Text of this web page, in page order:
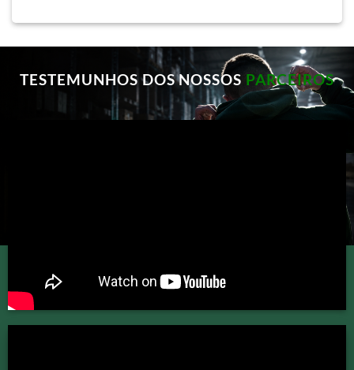
TESTEMUNHOS DOS NOSSOS PARCEIROS